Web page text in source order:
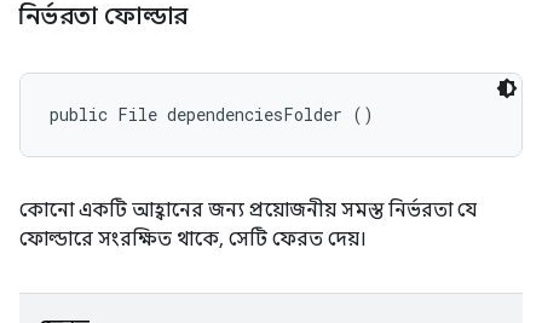
নির্ভরতা ফোল্ডার
public File dependenciesFolder ()
কোনো একটি আহ্বানের জন্য প্রয়োজনীয় সমস্ত নির্ভরতা যে
ফোল্ডারে সংরক্ষিত থাকে, সেটি ফেরত দেয়।